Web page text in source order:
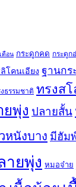
ดือน กระดูกคด กระดูก
โคนเอียง ฐานกร
ธรรมชาติ ทรงส
ยพุ่ง ปลายสั้น
หนังบาง มีฮัม
ายพุ่ง หมอจ๋าย